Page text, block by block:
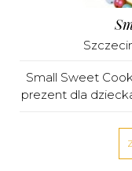
Small Sweet
prezent dla